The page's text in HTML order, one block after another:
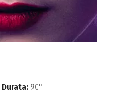
Durata: 90"